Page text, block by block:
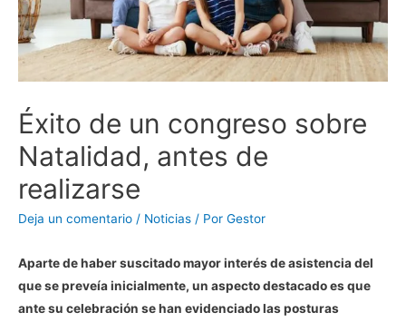
Éxito de un congreso sobre
Natalidad, antes de
realizarse
Deja un comentario / Noticias / Por Gestor
Aparte de haber suscitado mayor interés de asistencia del
que se preveía inicialmente, un aspecto destacado es que
ante su celebración se han evidenciado las posturas